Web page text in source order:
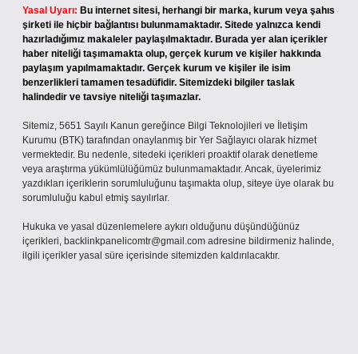
Yasal Uyarı: Bu internet sitesi, herhangi bir marka, kurum veya şahıs
şirketi ile hiçbir bağlantısı bulunmamaktadır. Sitede yalnızca kendi
hazırladığımız makaleler paylaşılmaktadır. Burada yer alan içerikler
haber niteliği taşımamakta olup, gerçek kurum ve kişiler hakkında
paylaşım yapılmamaktadır. Gerçek kurum ve kişiler ile isim
benzerlikleri tamamen tesadüfidir. Sitemizdeki bilgiler taslak
halindedir ve tavsiye niteliği taşımazlar.
Sitemiz, 5651 Sayılı Kanun gereğince Bilgi Teknolojileri ve İletişim
Kurumu (BTK) tarafından onaylanmış bir Yer Sağlayıcı olarak hizmet
vermektedir. Bu nedenle, sitedeki içerikleri proaktif olarak denetleme
veya araştırma yükümlülüğümüz bulunmamaktadır. Ancak, üyelerimiz
yazdıkları içeriklerin sorumluluğunu taşımakta olup, siteye üye olarak bu
sorumluluğu kabul etmiş sayılırlar.
Hukuka ve yasal düzenlemelere aykırı olduğunu düşündüğünüz
içerikleri, backlinkpanelicomtr@gmail.com adresine bildirmeniz halinde,
ilgili içerikler yasal süre içerisinde sitemizden kaldırılacaktır.